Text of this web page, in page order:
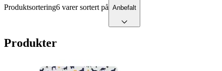
Produktsortering6 varer sortert på Anbefalt
Produkter